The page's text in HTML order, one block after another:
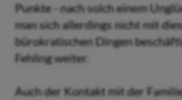
Punkte - nach solch einem
man sich allerdings nicht mit
bürokratischen Dingen
Fehling weiter.
Auch der Kontakt mit der